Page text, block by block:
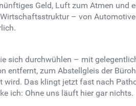
Geld, Luft zum Atmen und
– von
sich durchwühlen – mit
entfernt, zum Abstellgleis der
wird. Das klingt jetzt fast nach
ich: Ohne uns läuft hier gar nichts.